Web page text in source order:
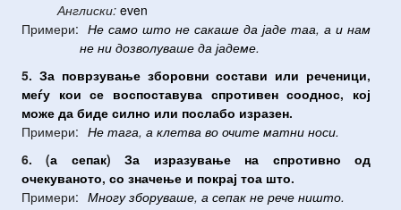
Англиски: even
Примери: Не само што не сакаше да јаде таа, а и нам
не ни дозволуваше да јадеме.
5. За поврзување зборовни состави или реченици,
меѓу кои се воспоставува спротивен сооднос, кој
може да биде силно или послабо изразен.
Примери: Не тага, а клетва во очите матни носи.
6. (а сепак)За изразување на спротивно
од
очекуваното, со значење и покрај тоа што.
Примери: Многу зборуваше, а сепак не рече ништо.